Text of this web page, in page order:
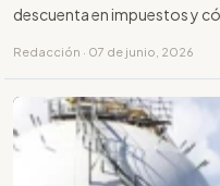
descuenta en impuestos y
Redacción · 07 de junio, 2026